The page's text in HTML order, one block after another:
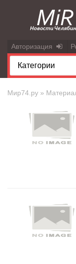
Авторизация
Мир74.ру »